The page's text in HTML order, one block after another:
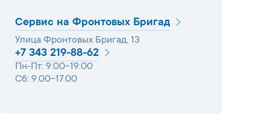
Сервис на Фронтовых Бригад
Улица Фронтовых Бригад, 13
+7 343 219-88-62
Пн-Пт: 9.00-19.00
Сб: 9.00-17.00